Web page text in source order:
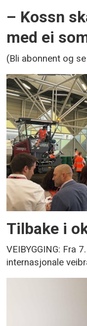
– Kossn
med ei
(Bli abonnent og
Tilbake i
VEIBYGGING: Fra
internasjonale